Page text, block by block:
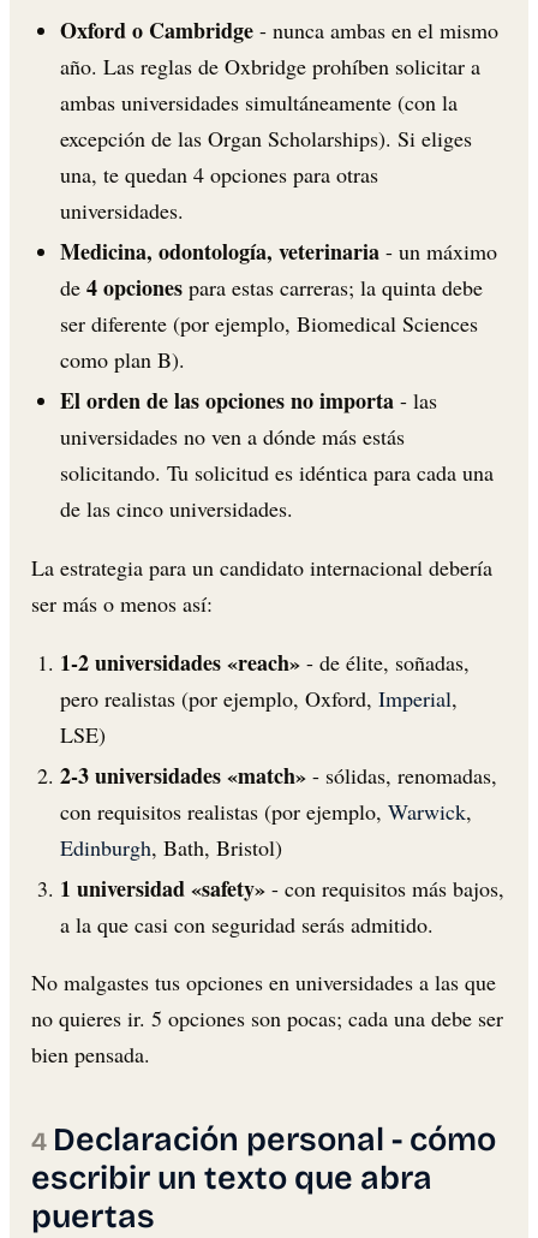
Oxford o Cambridge- nunca ambas en el mismo
año. Las reglas de Oxbridge prohíben solicitar a
ambas universidades simultáneamente (con la
excepción de las Organ Scholarships). Si eliges
una, te quedan 4 opciones para otras
universidades.
Medicina, odontología, veterinaria- un máximo
de 4 opcionespara estas carreras; la quinta debe
ser diferente (por ejemplo, Biomedical Sciences
como plan B).
El orden de las opciones no importa- las
universidades no ven a dónde más estás
solicitando. Tu solicitud es idéntica para cada una
de las cinco universidades.
La estrategia para un candidato internacional debería
ser más o menos así:
1-2 universidades «reach»- de élite, soñadas,
pero realistas (por ejemplo, Oxford, Imperial,
LSE)
2-3 universidades «match»- sólidas, renomadas,
con requisitos realistas (por ejemplo, Warwick,
Edinburgh, Bath, Bristol)
1 universidad «safety»- con requisitos más bajos,
a la que casi con seguridad serás admitido.
No malgastes tus opciones en universidades a las que
no quieres ir. 5 opciones son pocas; cada una debe ser
bien pensada.
Declaración personal - cómo
escribir un texto que abra
puertas